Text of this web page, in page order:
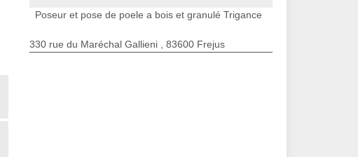
Poseur et pose de poele a bois et granulé Trigance
330 rue du Maréchal Gallieni , 83600 Frejus